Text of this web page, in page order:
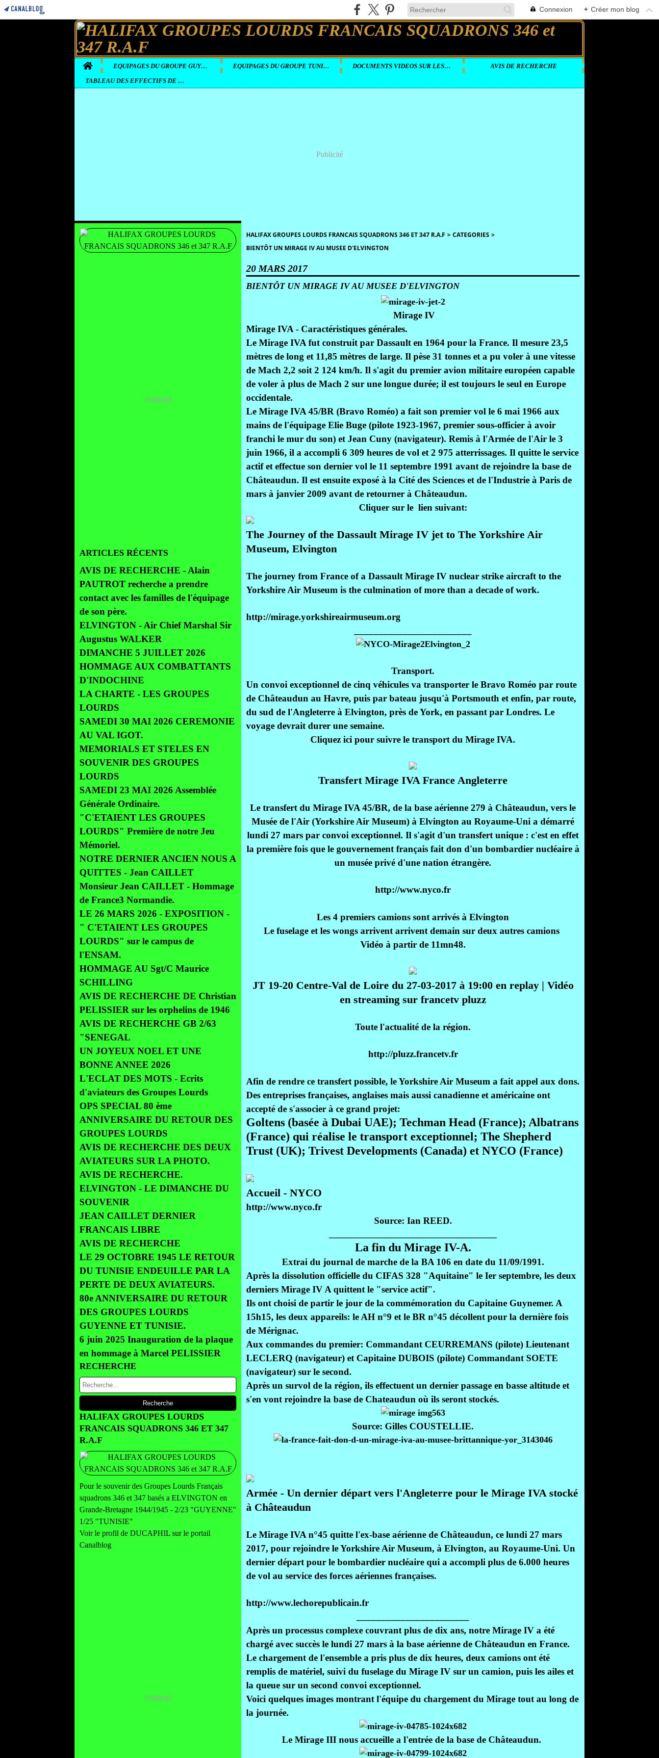
Connexion + Créer mon blog
Home
EQUIPAGES DU GROUPE GUYENNE EQUIPAGES DU GROUPE TUNISIE DOCUMENTS VIDEOS SUR LES GROUPES LOURDS
AVIS DE RECHERCHE
TABLEAU DES EFFECTIFS DE LA BASE D'ELVINGTON
Publicité
Publicité
ARTICLES RÉCENTS
AVIS DE RECHERCHE - Alain
PAUTROT recherche a prendre
contact avec les familles de l'équipage
de son père.
ELVINGTON - Air Chief Marshal Sir
Augustus WALKER
DIMANCHE 5 JUILLET 2026
HOMMAGE AUX COMBATTANTS
D'INDOCHINE
LA CHARTE - LES GROUPES
LOURDS
SAMEDI 30 MAI 2026 CEREMONIE
AU VAL IGOT.
MEMORIALS ET STELES EN
SOUVENIR DES GROUPES
LOURDS
SAMEDI 23 MAI 2026 Assemblée
Générale Ordinaire.
"C'ETAIENT LES GROUPES
LOURDS" Première de notre Jeu
Mémoriel.
NOTRE DERNIER ANCIEN NOUS A
QUITTES - Jean CAILLET
Monsieur Jean CAILLET - Hommage
de France3 Normandie.
LE 26 MARS 2026 - EXPOSITION -
" C'ETAIENT LES GROUPES
LOURDS" sur le campus de
l'ENSAM.
HOMMAGE AU Sgt/C Maurice
SCHILLING
AVIS DE RECHERCHE DE Christian
PELISSIER sur les orphelins de 1946
AVIS DE RECHERCHE GB 2/63
"SENEGAL
UN JOYEUX NOEL ET UNE
BONNE ANNEE 2026
L'ECLAT DES MOTS - Ecrits
d'aviateurs des Groupes Lourds
OPS SPECIAL 80 ème
ANNIVERSAIRE DU RETOUR DES
GROUPES LOURDS
AVIS DE RECHERCHE DES DEUX
AVIATEURS SUR LA PHOTO.
AVIS DE RECHERCHE.
ELVINGTON - LE DIMANCHE DU
SOUVENIR
JEAN CAILLET DERNIER
FRANCAIS LIBRE
AVIS DE RECHERCHE
LE 29 OCTOBRE 1945 LE RETOUR
DU TUNISIE ENDEUILLE PAR LA
PERTE DE DEUX AVIATEURS.
80e ANNIVERSAIRE DU RETOUR
DES GROUPES LOURDS
GUYENNE ET TUNISIE.
6 juin 2025 Inauguration de la plaque
en hommage à Marcel PELISSIER
RECHERCHE
HALIFAX GROUPES LOURDS
FRANCAIS SQUADRONS 346 ET 347
R.A.F
Pour le souvenir des Groupes Lourds Français
squadrons 346 et 347 basés a ELVINGTON en
Grande-Bretagne 1944/1945 - 2/23 "GUYENNE"
1/25 "TUNISIE"
Voir le profil de DUCAPHIL sur le portail
Canalblog
Publicité
HALIFAX GROUPES LOURDS FRANCAIS SQUADRONS 346 ET 347 R.A.F > CATEGORIES >
BIENTÔT UN MIRAGE IV AU MUSEE D'ELVINGTON
20 MARS 2017
BIENTÔT UN MIRAGE IV AU MUSEE D'ELVINGTON
Mirage IV
Mirage IVA - Caractéristiques générales.
Le Mirage IVA fut construit par Dassault en 1964 pour la France. Il mesure 23,5
mètres de long et 11,85 mètres de large. Il pèse 31 tonnes et a pu voler à une vitesse
de Mach 2,2 soit 2 124 km/h. Il s'agit du premier avion militaire européen capable
de voler à plus de Mach 2 sur une longue durée; il est toujours le seul en Europe
occidentale.
Le Mirage IVA 45/BR (Bravo Roméo) a fait son premier vol le 6 mai 1966 aux
mains de l'équipage Elie Buge (pilote 1923-1967, premier sous-officier à avoir
franchi le mur du son) et Jean Cuny (navigateur). Remis à l'Armée de l'Air le 3
juin 1966, il a accompli 6 309 heures de vol et 2 975 atterrissages. Il quitte le service
actif et effectue son dernier vol le 11 septembre 1991 avant de rejoindre la base de
Châteaudun. Il est ensuite exposé à la Cité des Sciences et de l'Industrie à Paris de
mars à janvier 2009 avant de retourner à Châteaudun.
Cliquer sur le lien suivant:
The Journey of the Dassault Mirage IV jet to The Yorkshire Air
Museum, Elvington
The journey from France of a Dassault Mirage IV nuclear strike aircraft to the
Yorkshire Air Museum is the culmination of more than a decade of work.
http://mirage.yorkshireairmuseum.org
Transport.
Un convoi exceptionnel de cinq véhicules va transporter le Bravo Roméo par route
de Châteaudun au Havre, puis par bateau jusqu'à Portsmouth et enfin, par route,
du sud de l'Angleterre à Elvington, près de York, en passant par Londres. Le
voyage devrait durer une semaine.
Cliquez ici pour suivre le transport du Mirage IVA.
Transfert Mirage IVA France Angleterre
Le transfert du Mirage IVA 45/BR, de la base aérienne 279 à Châteaudun, vers le
Musée de l'Air (Yorkshire Air Museum) à Elvington au Royaume-Uni a démarré
lundi 27 mars par convoi exceptionnel. Il s'agit d'un transfert unique : c'est en effet
la première fois que le gouvernement français fait don d'un bombardier nucléaire à
un musée privé d'une nation étrangère.
http://www.nyco.fr
Les 4 premiers camions sont arrivés à Elvington
Le fuselage et les wongs arrivent arrivent demain sur deux autres camions
Vidéo à partir de 11mn48.
JT 19-20 Centre-Val de Loire du 27-03-2017 à 19:00 en replay | Vidéo
en streaming sur francetv pluzz
Toute l'actualité de la région.
http://pluzz.francetv.fr
Afin de rendre ce transfert possible, le Yorkshire Air Museum a fait appel aux dons.
Des entreprises françaises, anglaises mais aussi canadienne et américaine ont
accepté de s'associer à ce grand projet:
Goltens (basée à Dubai UAE); Techman Head (France); Albatrans
(France) qui réalise le transport exceptionnel; The Shepherd
Trust (UK); Trivest Developments (Canada) et NYCO (France)
Accueil - NYCO
http://www.nyco.fr
Source: Ian REED.
La fin du Mirage IV-A.
Extrai du journal de marche de la BA 106 en date du 11/09/1991.
Après la dissolution officielle du CIFAS 328 "Aquitaine" le Ier septembre, les deux
derniers Mirage IV A quittent le "service actif".
Ils ont choisi de partir le jour de la commémoration du Capitaine Guynemer. A
15h15, les deux appareils: le AH n°9 et le BR n°45 décollent pour la dernière fois
de Mérignac.
Aux commandes du premier: Commandant CEURREMANS (pilote) Lieutenant
LECLERQ (navigateur) et Capitaine DUBOIS (pilote) Commandant SOETE
(navigateur) sur le second.
Après un survol de la région, ils effectuent un dernier passage en basse altitude et
s'en vont rejoindre la base de Chateaudun où ils seront stockés.
Source: Gilles COUSTELLIE.
Armée - Un dernier départ vers l'Angleterre pour le Mirage IVA stocké
à Châteaudun
Le Mirage IVA n°45 quitte l'ex-base aérienne de Châteaudun, ce lundi 27 mars
2017, pour rejoindre le Yorkshire Air Museum, à Elvington, au Royaume-Uni. Un
dernier départ pour le bombardier nucléaire qui a accompli plus de 6.000 heures
de vol au service des forces aériennes françaises.
http://www.lechorepublicain.fr
Après un processus complexe couvrant plus de dix ans, notre Mirage IV a été
chargé avec succès le lundi 27 mars à la base aérienne de Châteaudun en France.
Le chargement de l'ensemble a pris plus de dix heures, deux camions ont été
remplis de matériel, suivi du fuselage du Mirage IV sur un camion, puis les ailes et
la queue sur un second convoi exceptionnel.
Voici quelques images montrant l'équipe du chargement du Mirage tout au long de
la journée.
Le Mirage III nous accueille a l'entrée de la base de Châteaudun.